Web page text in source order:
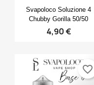
Anteprima
Svapoloco Soluzione 4
Chubby Gorilla 50/50
4,90 €
favorite_border